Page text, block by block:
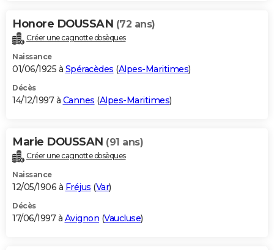
Honore DOUSSAN (72 ans)
Créer une cagnotte obsèques
Naissance
01/06/1925 à Spéracèdes (Alpes-Maritimes)
Décès
14/12/1997 à Cannes (Alpes-Maritimes)
Marie DOUSSAN (91 ans)
Créer une cagnotte obsèques
Naissance
12/05/1906 à Fréjus (Var)
Décès
17/06/1997 à Avignon (Vaucluse)